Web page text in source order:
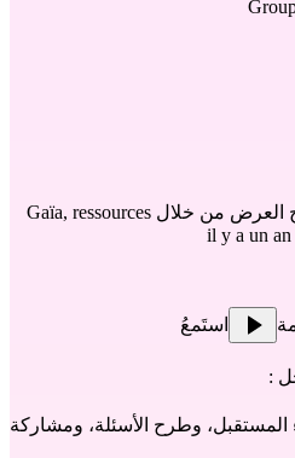
العرض من خلال Gaïa, ressources
استَمعُ
: